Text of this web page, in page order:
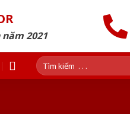
2021
Tìm
kiếm: